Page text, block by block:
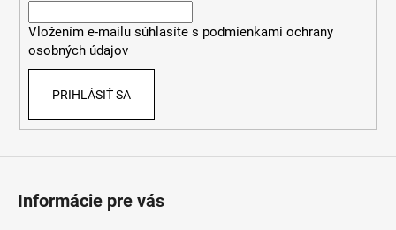
p
v
ý
Vložením e-mailu súhlasíte s podmienkami ochrany
osobných údajov
PRIHLÁSIŤ SA
Informácie pre vás